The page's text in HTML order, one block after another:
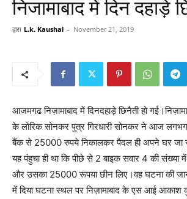
निजामाबाद में दिन दहाड़े
द्वारा L.k. Kaushal - November 21, 2019
आजमगढ निज़ामाबाद में दिनदहाड़े छिनैती हो
के लोरिक सोनकर पुत्र गिरधारी सोनकर ने आज
बैंक से 25000 रुपये निकालकर पैदल ही अपने घर जा
यह पंहुचा ही था कि पीछे से 2 बाइक सवार 4 की
और उसका 25000 रूपया छीन लिए।वह घटना की
में दिया घटना स्थल पर निज़ामाबाद के एस आई आकाश